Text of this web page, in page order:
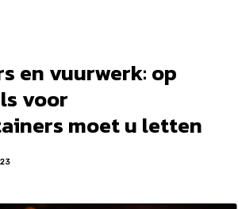
en vuurwerk: op
voor
moet u letten